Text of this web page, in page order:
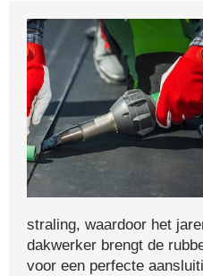
straling, waardoor het
dakwerker brengt de
voor een perfecte